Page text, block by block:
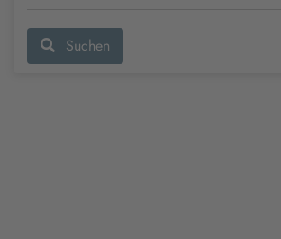
Suchen